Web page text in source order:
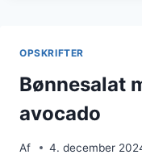
OPSKRIFTER
Bønnesalat
avocado
Af 4. december